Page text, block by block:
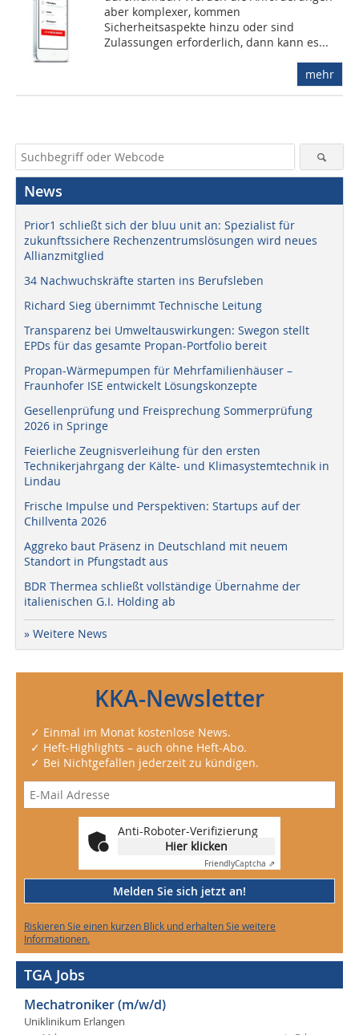
aber komplexer, kommen
Sicherheitsaspekte hinzu oder sind
Zulassungen erforderlich, dann kann es...
mehr
News
Prior1 schließt sich der bluu unit an: Spezialist für
zukunftssichere Rechenzentrumslösungen wird neues
Allianzmitglied
34 Nachwuchskräfte starten ins Berufsleben
Richard Sieg übernimmt Technische Leitung
Transparenz bei Umweltauswirkungen: Swegon stellt
EPDs für das gesamte Propan-Portfolio bereit
Propan-Wärmepumpen für Mehrfamilienhäuser –
Fraunhofer ISE entwickelt Lösungskonzepte
Gesellenprüfung und Freisprechung Sommerprüfung
2026 in Springe
Feierliche Zeugnisverleihung für den ersten
Technikerjahrgang der Kälte- und Klimasystemtechnik in
Lindau
Frische Impulse und Perspektiven: Startups auf der
Chillventa 2026
Aggreko baut Präsenz in Deutschland mit neuem
Standort in Pfungstadt aus
BDR Thermea schließt vollständige Übernahme der
italienischen G.I. Holding ab
» Weitere News
KKA-Newsletter
✓ Einmal im Monat kostenlose News.
✓ Heft-Highlights – auch ohne Heft-Abo.
✓ Bei Nichtgefallen jederzeit zu kündigen.
Anti-Roboter-Verifizierung
Hier klicken
FriendlyCaptcha ⇗
Melden Sie sich jetzt an!
Riskieren Sie einen kurzen Blick und erhalten Sie weitere
Informationen.
TGA Jobs
Mechatroniker (m/w/d)
Uniklinikum Erlangen